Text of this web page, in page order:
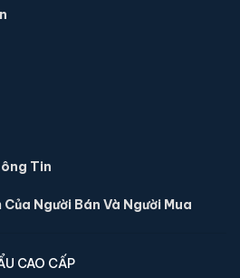
cm
Tin
Người Bán Và Người Mua
CAO CẤP